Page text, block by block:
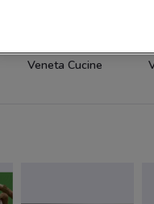
Veneta Cucine